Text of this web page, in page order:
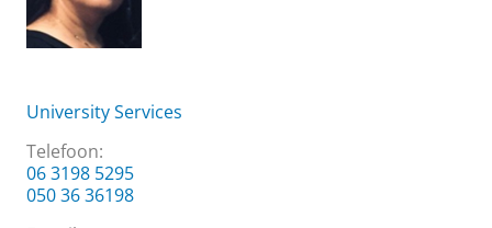
University Services
Telefoon:
06 3198 5295
050 36 36198